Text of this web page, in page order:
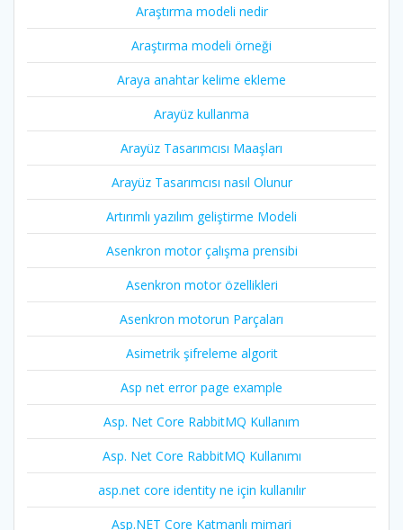
Araştırma modeli nedir
Araştırma modeli örneği
Araya anahtar kelime ekleme
Arayüz kullanma
Arayüz Tasarımcısı Maaşları
Arayüz Tasarımcısı nasıl Olunur
Artırımlı yazılım geliştirme Modeli
Asenkron motor çalışma prensibi
Asenkron motor özellikleri
Asenkron motorun Parçaları
Asimetrik şifreleme algorit
Asp net error page example
Asp. Net Core RabbitMQ Kullanım
Asp. Net Core RabbitMQ Kullanımı
asp.net core identity ne için kullanılır
Asp.NET Core Katmanlı mimari